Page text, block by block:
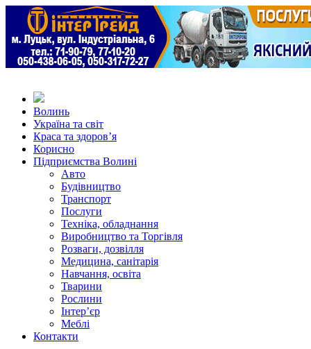
Волинь
Україна та світ
Краса та здоров’я
Корисно
Підприємства Волині
Авто
Будівництво
Транспорт
Послуги
Техніка, обладнання
Виробництво та Торгівля
Розваги, дозвілля
Медицина, санітарія
Навчання, освіта
Тварини
Рослини
Інтер’єр
Меблі
Контакти